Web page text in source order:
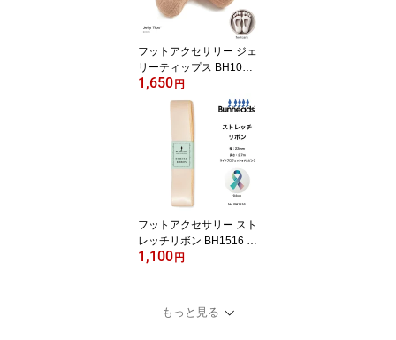
フットアクセサリー ジェ
リーティップス BH1050
バンヘッズ Bunheads 足
指用保護カバー ジェル入
1,650 円
フットアクセサリー スト
レッチリボン BH1516 幅
22mm・長さ2.7m バンヘ
1,100 円
もっと見る